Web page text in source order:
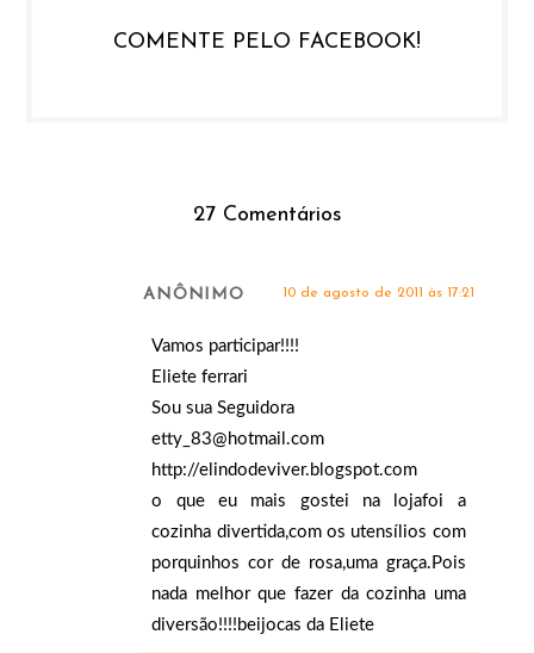
COMENTE PELO FACEBOOK!
27 Comentários
ANÔNIMO 10 de agosto de 2011 às 17:21
Vamos participar!!!!
Eliete ferrari
Sou sua Seguidora
etty_83@hotmail.com
http://elindodeviver.blogspot.com
o que eu mais gostei na lojafoi a
cozinha divertida,com os utensílios com
porquinhos cor de rosa,uma graça.Pois
nada melhor que fazer da cozinha uma
diversão!!!!beijocas da Eliete